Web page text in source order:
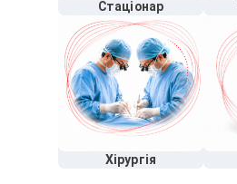
Стаціонар
Хірургія